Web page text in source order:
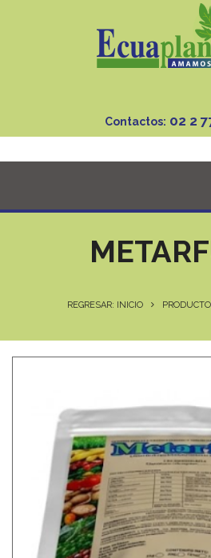
Contactos: 02 2
REGRESAR: INICIO PRODUCTO